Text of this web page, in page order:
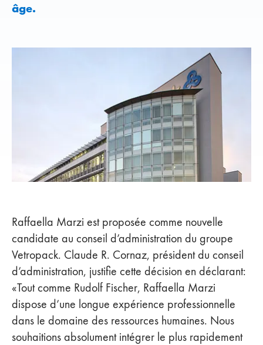
âge.
Raffaella Marzi est proposée comme nouvelle
candidate au conseil d’administration du groupe
Vetropack. Claude R. Cornaz, président du conseil
d’administration, justifie cette décision en déclarant:
«Tout comme Rudolf Fischer, Raffaella Marzi
dispose d’une longue expérience professionnelle
dans le domaine des ressources humaines. Nous
souhaitions absolument intégrer le plus rapidement